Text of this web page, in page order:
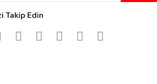
Takip Edin